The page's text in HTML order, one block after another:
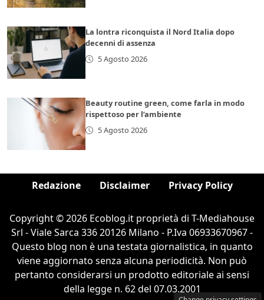
La lontra riconquista il Nord Italia dopo
decenni di assenza
5 Agosto 2026
Beauty routine green, come farla in modo
rispettoso per l’ambiente
5 Agosto 2026
Redazione Disclaimer Privacy Policy
Copyright © 2026 Ecoblog.it proprietà di T-Mediahouse
Srl - Viale Sarca 336 20126 Milano - P.Iva 06933670967 -
Questo blog non è una testata giornalistica, in quanto
viene aggiornato senza alcuna periodicità. Non può
pertanto considerarsi un prodotto editoriale ai sensi
della legge n. 62 del 07.03.2001